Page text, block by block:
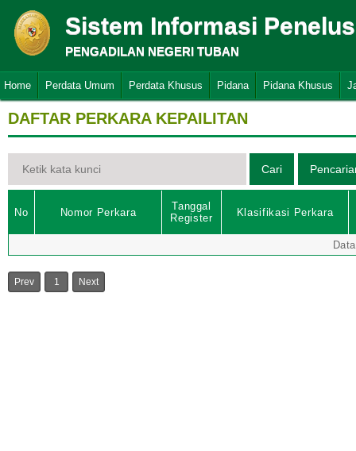
Sistem Informasi
PENGADILAN NEGERI TUBAN
Home Perdata Umum Perdata Khusus Pidana Pidana Khusus
DAFTAR PERKARA KEPAILITAN
No Nomor Perkara
Tanggal
Register
Klasifikasi Perkara
Prev 1 Next